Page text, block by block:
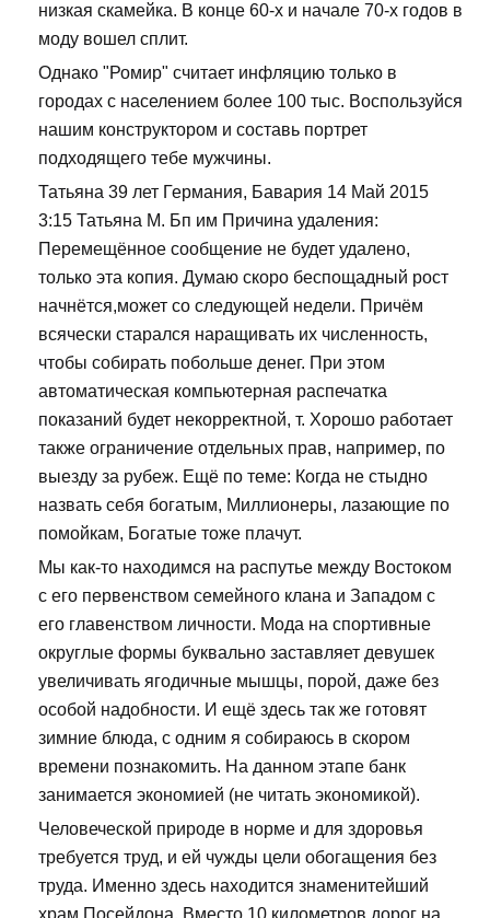
низкая скамейка. В конце 60-х и начале 70-х годов в
моду вошел сплит.
Однако "Ромир" считает инфляцию только в
городах с населением более 100 тыс. Воспользуйся
нашим конструктором и составь портрет
подходящего тебе мужчины.
Татьяна 39 лет Германия, Бавария 14 Май 2015
3:15 Татьяна М. Бп им Причина удаления:
Перемещённое сообщение не будет удалено,
только эта копия. Думаю скоро беспощадный рост
начнётся,может со следующей недели. Причём
всячески старался наращивать их численность,
чтобы собирать побольше денег. При этом
автоматическая компьютерная распечатка
показаний будет некорректной, т. Хорошо работает
также ограничение отдельных прав, например, по
выезду за рубеж. Ещё по теме: Когда не стыдно
назвать себя богатым, Миллионеры, лазающие по
помойкам, Богатые тоже плачут.
Мы как-то находимся на распутье между Востоком
с его первенством семейного клана и Западом с
его главенством личности. Мода на спортивные
округлые формы буквально заставляет девушек
увеличивать ягодичные мышцы, порой, даже без
особой надобности. И ещё здесь так же готовят
зимние блюда, с одним я собираюсь в скором
времени познакомить. На данном этапе банк
занимается экономией (не читать экономикой).
Человеческой природе в норме и для здоровья
требуется труд, и ей чужды цели обогащения без
труда. Именно здесь находится знаменитейший
храм Посейдона. Вместо 10 километров дорог на